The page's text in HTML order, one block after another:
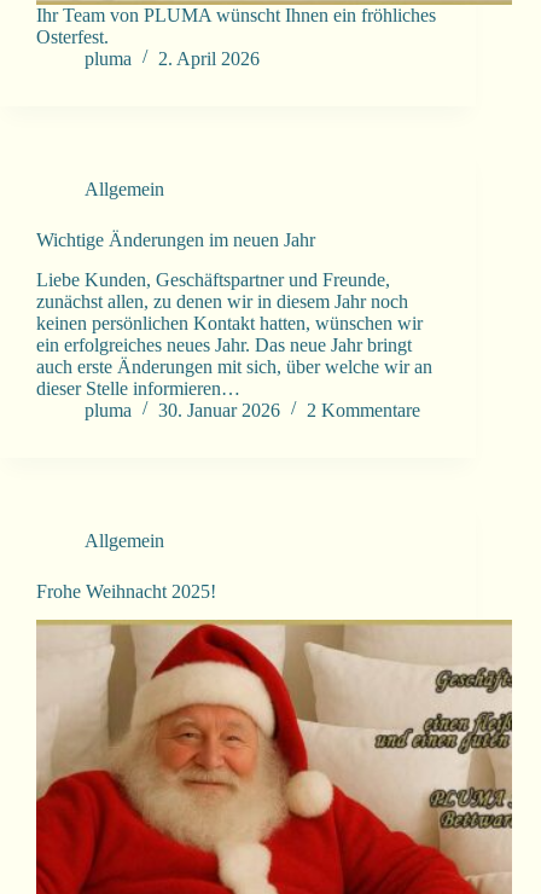
Ihr Team von PLUMA wünscht Ihnen ein fröhliches
Osterfest.
pluma
2. April 2026
Allgemein
Wichtige Änderungen im neuen Jahr
Liebe Kunden, Geschäftspartner und Freunde,
zunächst allen, zu denen wir in diesem Jahr noch
keinen persönlichen Kontakt hatten, wünschen wir
ein erfolgreiches neues Jahr. Das neue Jahr bringt
auch erste Änderungen mit sich, über welche wir an
dieser Stelle informieren…
pluma
30. Januar 2026 2 Kommentare
Allgemein
Frohe Weihnacht 2025!